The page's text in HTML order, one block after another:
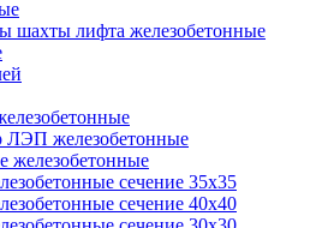
шахты лифта железобетонные
ЛЭП железобетонные
железобетонные
сечение 35x35
сечение 40x40